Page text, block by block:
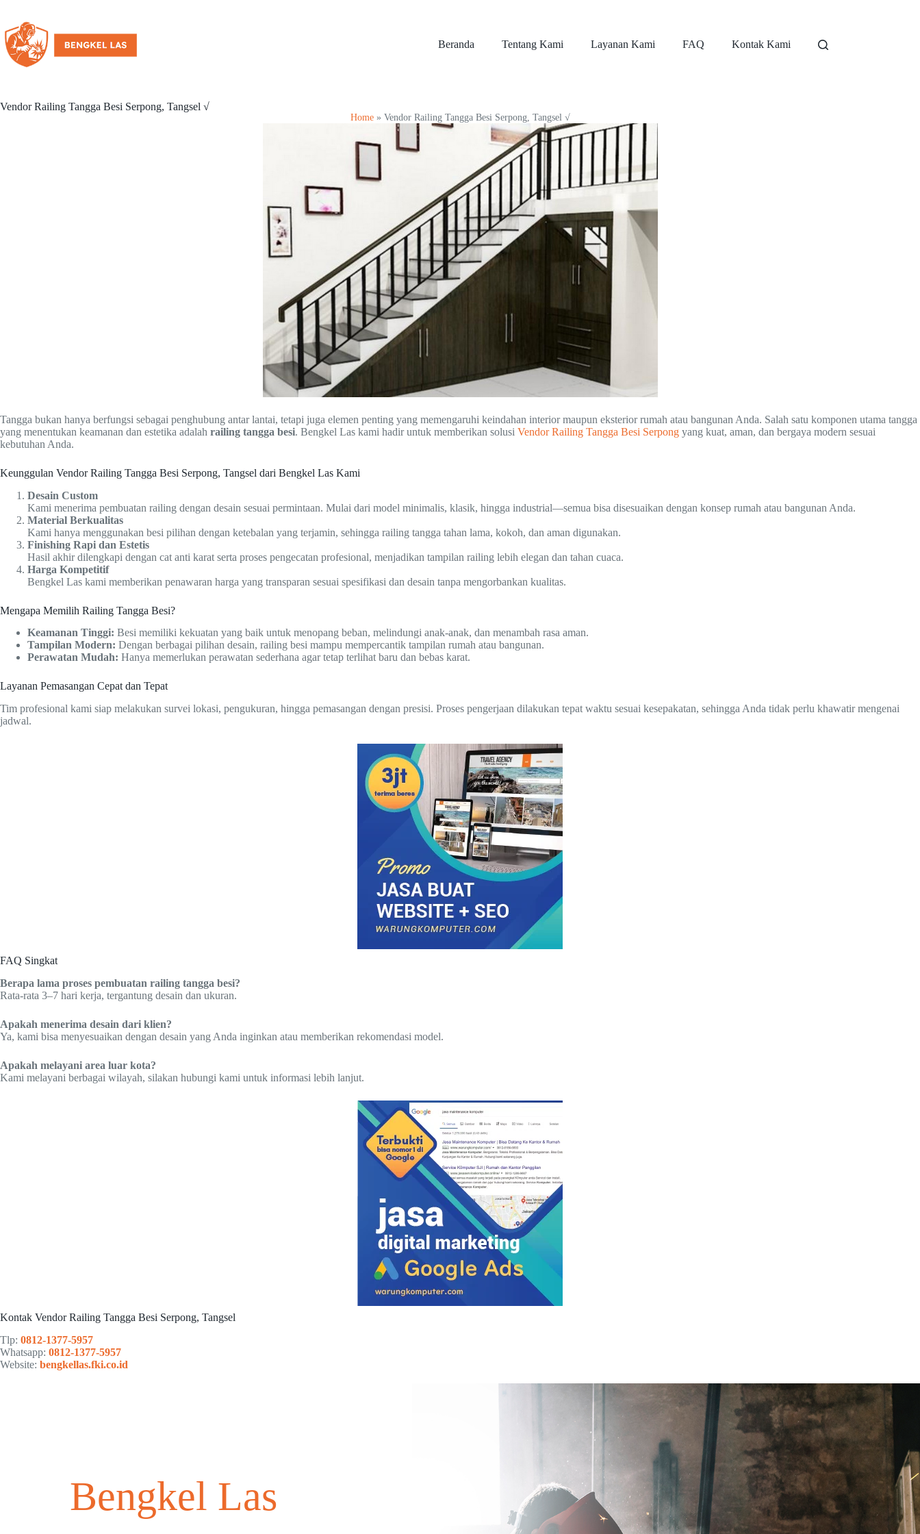
Beranda Tentang Kami Layanan Kami FAQ Kontak Kami
Vendor Railing Tangga Besi Serpong, Tangsel √
Home» Vendor Railing Tangga Besi Serpong, Tangsel √
Tangga bukan hanya berfungsi sebagai penghubung antar lantai, tetapi juga elemen penting yang memengaruhi keindahan interior maupun eksterior rumah atau bangunan Anda. Salah satu komponen utama tangga
yang menentukan keamanan dan estetika adalah railing tangga besi. Bengkel Las kami hadir untuk memberikan solusi Vendor Railing Tangga Besi Serpong yang kuat, aman, dan bergaya modern sesuai
kebutuhan Anda.
Keunggulan Vendor Railing Tangga Besi Serpong, Tangsel dari Bengkel Las Kami
Desain Custom
Kami menerima pembuatan railing dengan desain sesuai permintaan. Mulai dari model minimalis, klasik, hingga industrial—semua bisa disesuaikan dengan konsep rumah atau bangunan Anda.
Material Berkualitas
Kami hanya menggunakan besi pilihan dengan ketebalan yang terjamin, sehingga railing tangga tahan lama, kokoh, dan aman digunakan.
Finishing Rapi dan Estetis
Hasil akhir dilengkapi dengan cat anti karat serta proses pengecatan profesional, menjadikan tampilan railing lebih elegan dan tahan cuaca.
Harga Kompetitif
Bengkel Las kami memberikan penawaran harga yang transparan sesuai spesifikasi dan desain tanpa mengorbankan kualitas.
Mengapa Memilih Railing Tangga Besi?
Keamanan Tinggi: Besi memiliki kekuatan yang baik untuk menopang beban, melindungi anak-anak, dan menambah rasa aman.
Tampilan Modern: Dengan berbagai pilihan desain, railing besi mampu mempercantik tampilan rumah atau bangunan.
Perawatan Mudah: Hanya memerlukan perawatan sederhana agar tetap terlihat baru dan bebas karat.
Layanan Pemasangan Cepat dan Tepat
Tim profesional kami siap melakukan survei lokasi, pengukuran, hingga pemasangan dengan presisi. Proses pengerjaan dilakukan tepat waktu sesuai kesepakatan, sehingga Anda tidak perlu khawatir mengenai
jadwal.
FAQ Singkat
Berapa lama proses pembuatan railing tangga besi?
Rata-rata 3–7 hari kerja, tergantung desain dan ukuran.
Apakah menerima desain dari klien?
Ya, kami bisa menyesuaikan dengan desain yang Anda inginkan atau memberikan rekomendasi model.
Apakah melayani area luar kota?
Kami melayani berbagai wilayah, silakan hubungi kami untuk informasi lebih lanjut.
Kontak Vendor Railing Tangga Besi Serpong, Tangsel
Tlp: 0812-1377-5957
Whatsapp: 0812-1377-5957
Website: bengkellas.fki.co.id
Bengkel Las